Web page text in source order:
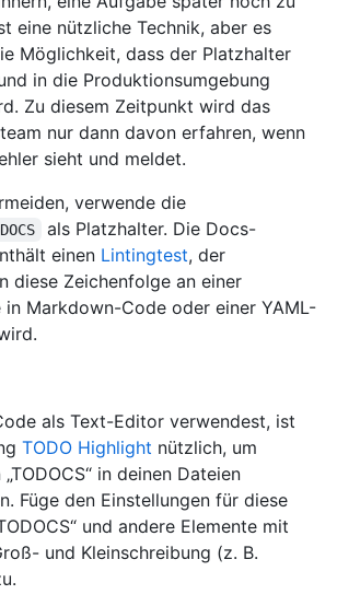
eine nützliche Technik, aber es
Möglichkeit, dass der Platzhalter
in die Produktionsumgebung
Zu diesem Zeitpunkt wird das
nur dann davon erfahren, wenn
sieht und meldet.
verwende die
als Platzhalter. Die Docs-
einen Lintingtest, der
diese Zeichenfolge an einer
in Markdown-Code oder einer YAML-
als Text-Editor verwendest, ist
TODO Highlight nützlich, um
in deinen Dateien
Füge den Einstellungen für diese
und andere Elemente mit
und Kleinschreibung (z. B.